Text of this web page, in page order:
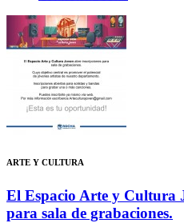
ARTE Y CULTURA
El Espacio Arte y Cultura
para sala de grabaciones.